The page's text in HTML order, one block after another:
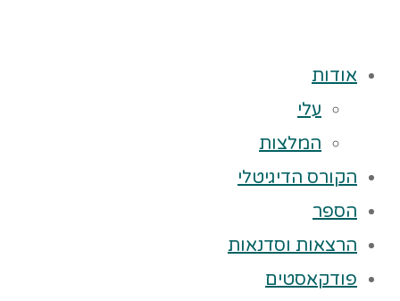
אודות
עלי
המלצות
הקורס הדיגיטלי
הספר
הרצאות וסדנאות
פודקאסטים